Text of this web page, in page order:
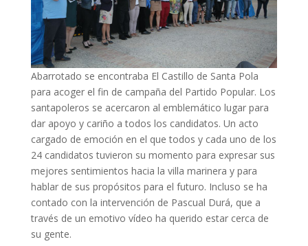
Abarrotado se encontraba El Castillo de Santa Pola
para acoger el fin de campaña del Partido Popular. Los
santapoleros se acercaron al emblemático lugar para
dar apoyo y cariño a todos los candidatos. Un acto
cargado de emoción en el que todos y cada uno de los
24 candidatos tuvieron su momento para expresar sus
mejores sentimientos hacia la villa marinera y para
hablar de sus propósitos para el futuro. Incluso se ha
contado con la intervención de Pascual Durá, que a
través de un emotivo vídeo ha querido estar cerca de
su gente.